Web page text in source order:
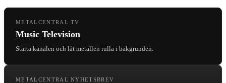
METALCENTRAL TV
Music Television
Starta kanalen och låt metallen rulla i bakgrunden.
METALCENTRAL NYHETSBREV